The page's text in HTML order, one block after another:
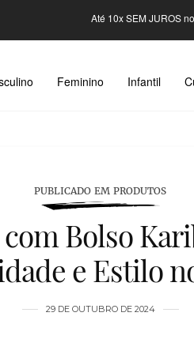
Até 10x SEM JUROS
Feminino Infantil
PUBLICADO EM PRODUTOS
Bolso
e Estilo
29 DE OUTUBRO DE 2024